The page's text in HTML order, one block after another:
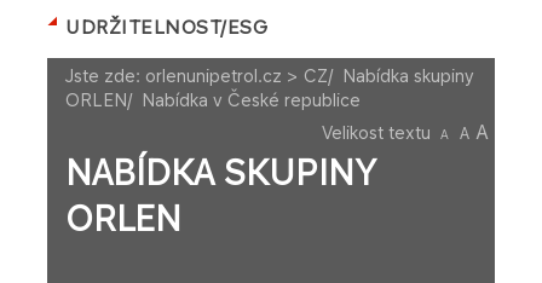
UDRŽITELNOST/ESG
Jste zde: orlenunipetrol.cz > CZ/ Nabídka skupiny
ORLEN/ Nabídka v České republice
Velikost textu
A A A
NABÍDKA SKUPINY
ORLEN